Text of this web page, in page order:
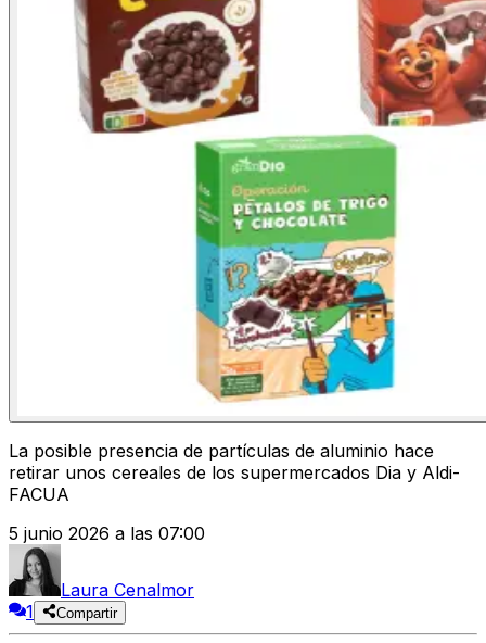
La posible presencia de partículas de aluminio hace
retirar unos cereales de los supermercados Dia y Aldi-
FACUA
5 junio 2026 a las 07:00
Laura Cenalmor
1
Compartir